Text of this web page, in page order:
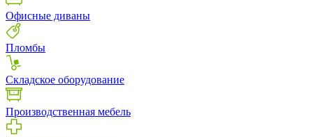
Офисные диваны
Пломбы
Складское оборудование
Производственная мебель